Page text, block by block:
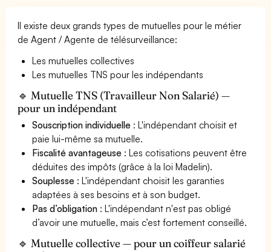
Il existe deux grands types de mutuelles pour le métier
de Agent / Agente de télésurveillance:
Les mutuelles collectives
Les mutuelles TNS pour les indépendants
🔹 Mutuelle TNS (Travailleur Non Salarié) —
pour un indépendant
Souscription individuelle : L'indépendant choisit et
paie lui-même sa mutuelle.
Fiscalité avantageuse : Les cotisations peuvent être
déduites des impôts (grâce à la loi Madelin).
Souplesse : L'indépendant choisit les garanties
adaptées à ses besoins et à son budget.
Pas d’obligation : L'indépendant n'est pas obligé
d’avoir une mutuelle, mais c’est fortement conseillé.
🔹 Mutuelle collective — pour un coiffeur salarié